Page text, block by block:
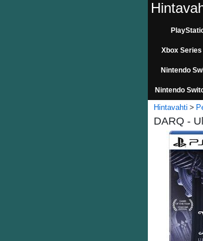
Xbox Series
Nintendo
Nintendo
Hintavahti
DARQ -